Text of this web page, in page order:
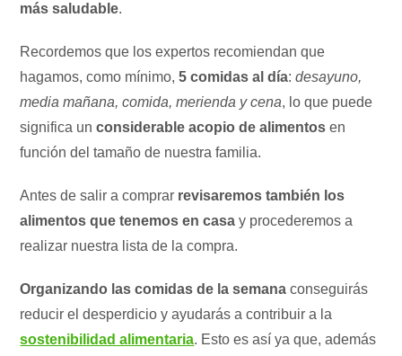
más saludable.
Recordemos que los expertos recomiendan que
hagamos, como mínimo,5 comidas al día:desayuno,
media mañana, comida, merienda y cena, lo que puede
significa unconsiderable acopio de alimentos en
función del tamaño de nuestra familia.
Antes de salir a comprar revisaremos también los
alimentos que tenemos en casa y procederemos a
realizar nuestra lista de la compra.
Organizando las comidas de la semana conseguirás
reducir el desperdicio y ayudarás a contribuir a la
sostenibilidad alimentaria. Esto es así ya que, además